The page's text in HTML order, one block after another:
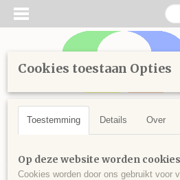
Inloggen Registreren
Home >Handwerken>Borduren>
700>Splijtgaren 779
Cookies toestaan Opties
Toestemming Details Over
Op deze website worden
Cookies worden door ons gebruikt voor